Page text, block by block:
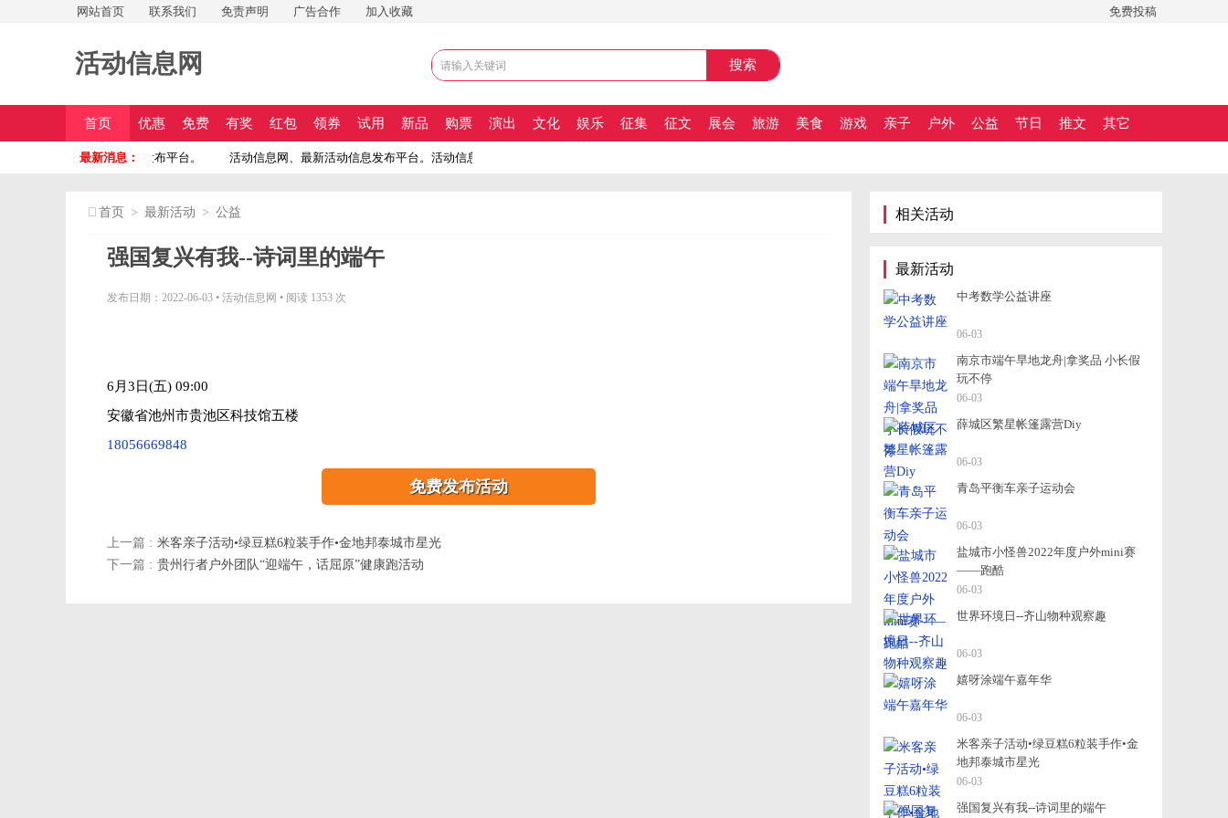
网站首页 联系我们 免责声明 广告合作 加入收藏 免费投稿
活动信息网
免费投稿
首页 优惠 免费 有奖 红包 领券 试用 新品 购票 演出 文化 娱乐 征集 征文 展会 旅游 美食 游戏 亲子 户外 公益 节日 推文 其它
最新消息：
信息网、最新活动信息发布平台。 活动信息网、最新活动信息发布平台。活动信息网、最新活动信息发布平台。
首页 > 最新活动 > 公益
强国复兴有我--诗词里的端午
发布日期：2022-06-03 • 活动信息网 • 阅读 1353 次
6月3日(五) 09:00
安徽省池州市贵池区科技馆五楼
18056669848
免费发布活动
上一篇 : 米客亲子活动•绿豆糕6粒装手作•金地邦泰城市星光
下一篇 : 贵州行者户外团队“迎端午，话屈原”健康跑活动
相关活动
最新活动
中考数学公益讲座
06-03
南京市端午旱地龙舟|拿奖品 小长假
玩不停
06-03
薛城区繁星帐篷露营Diy
06-03
青岛平衡车亲子运动会
06-03
盐城市小怪兽2022年度户外mini赛
——跑酷
06-03
世界环境日--齐山物种观察趣
06-03
嬉呀涂端午嘉年华
06-03
米客亲子活动•绿豆糕6粒装手作•金
地邦泰城市星光
06-03
强国复兴有我--诗词里的端午